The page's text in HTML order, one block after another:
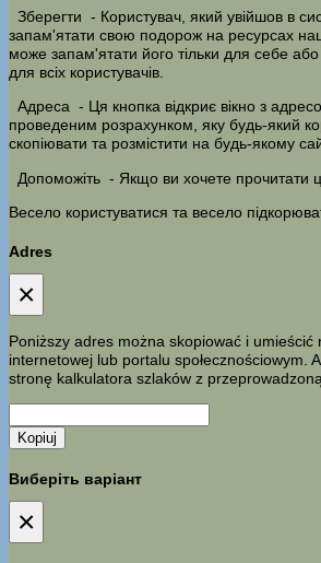
Зберегти - Користувач, який увійшов в
запам'ятати свою подорож на ресурсах
може запам'ятати його тільки для себе
для всіх користувачів.
Адреса - Ця кнопка відкриє вікно з
проведеним розрахунком, яку будь-який
скопіювати та розмістити на будь-якому
Допоможіть - Якщо ви хочете прочитати
Весело користуватися та весело
Adres
×
Poniższy adres można skopiować i umieścić
internetowej lub portalu społecznościowym.
stronę kalkulatora szlaków z
Kopiuj
Виберіть варіант
×